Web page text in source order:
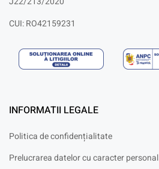
CUI: RO42159231
INFORMATII LEGALE
Politica de confidențialitate
Prelucrarea datelor cu caracter personal